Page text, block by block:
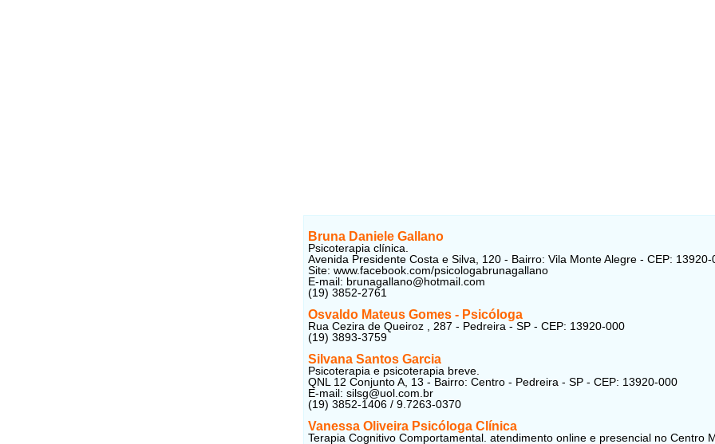
Bruna Daniele Gallano
Psicoterapia clínica.
Avenida Presidente Costa e Silva, 120 - Bairro: Vila Monte Alegre - CEP: 13920-
Site: www.facebook.com/psicologabrunagallano
E-mail: brunagallano@hotmail.com
(19) 3852-2761
Osvaldo Mateus Gomes - Psicóloga
Rua Cezira de Queiroz , 287 - Pedreira - SP - CEP: 13920-000
(19) 3893-3759
Silvana Santos Garcia
Psicoterapia e psicoterapia breve.
QNL 12 Conjunto A, 13 - Bairro: Centro - Pedreira - SP - CEP: 13920-000
E-mail: silsg@uol.com.br
(19) 3852-1406 / 9.7263-0370
Vanessa Oliveira Psicóloga Clínica
Terapia Cognitivo Comportamental. atendimento online e presencial no Centro